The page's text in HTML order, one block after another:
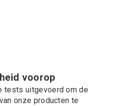
voorop
tests uitgevoerd om de
onze producten te